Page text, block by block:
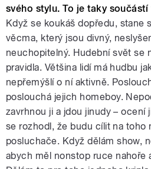
svého stylu. To je taky
Když se koukáš dopředu, stane
věcma, který jsou divný,
neuchopitelný. Hudební svět se
pravidla. Většina lidí má hudbu
nepřemýšlí o ní aktivně.
poslouchá jejich homeboy.
zavrhnou ji a jdou jinudy – ocení
se rozhodl, že budu cílit na toho
posluchače. Když dělám show,
abych měl nonstop ruce nahoře